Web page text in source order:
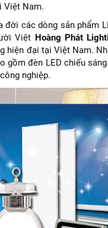
Việt Nam.
các dòng sản phẩm
Việt Hoàng Phát
hiện đại tại Việt Nam.
gồm đèn LED chiếu sáng
nghiệp.